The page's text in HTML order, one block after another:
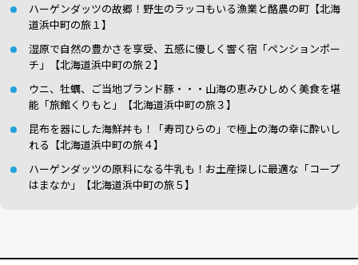
ハーゲンダッツの故郷！野生のラッコもいる漁業と酪農の町【北海
道浜中町の旅１】
湿原で自然の豊かさを享受、五感に優しく響く宿「ペンションポー
チ」【北海道浜中町の旅２】
ウニ、牡蠣、ご当地ブランド豚・・・山海の恵みひしめく美食を堪
能「旅館くりもと」【北海道浜中町の旅３】
昆布を器にした海鮮丼も！「寿司ひらの」で極上の海の幸に酔いし
れる【北海道浜中町の旅４】
ハーゲンダッツの原料になる牛乳も！お土産探しに最適な「コープ
はまなか」【北海道浜中町の旅５】